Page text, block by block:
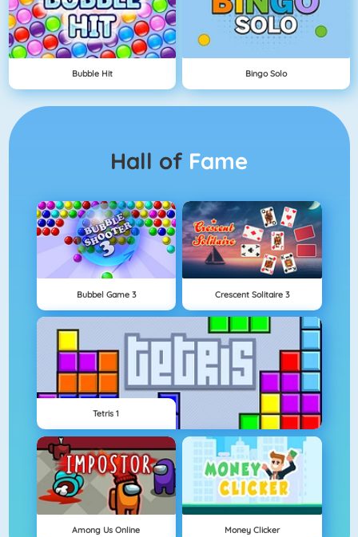
Bubble Hit Bingo Solo
Hall of Fame
Bubbel Game 3 Crescent Solitaire 3
Tetris 1
Among Us Online Money Clicker